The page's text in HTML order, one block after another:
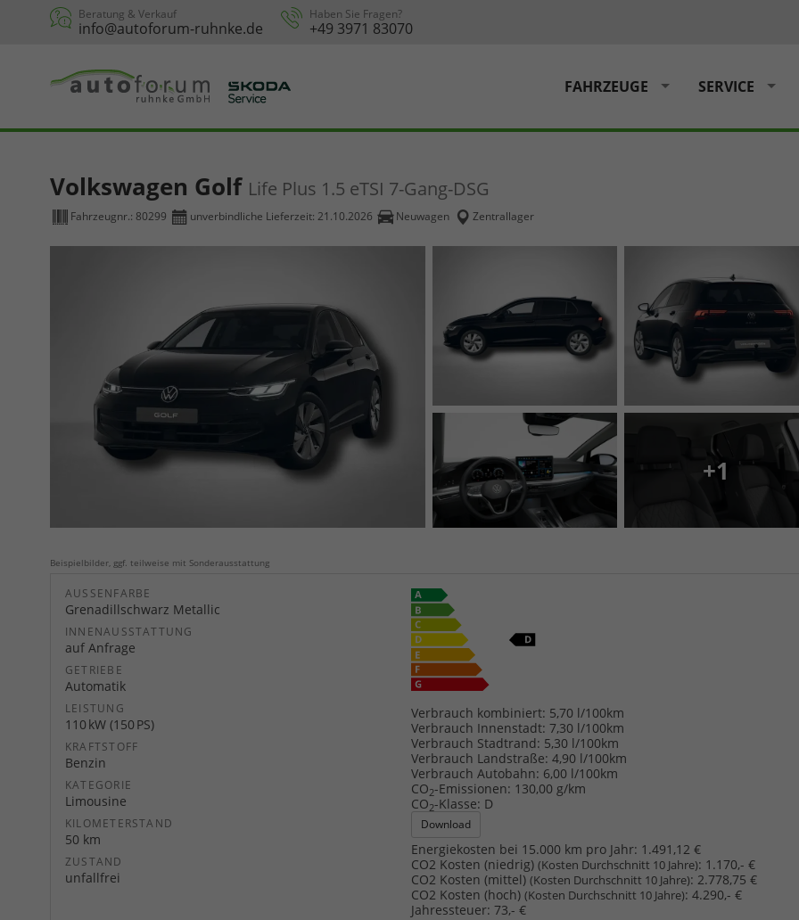
Beratung & Verkauf
info@autoforum-ruhnke.de
Haben Sie Fragen?
+49 3971 83070
FAHRZEUGE SERVICE
Volkswagen Golf Life Plus 1.5 eTSI 7-Gang-DSG
Fahrzeugnr.: 80299 unverbindliche Lieferzeit: 21.10.2026 Neuwagen Zentrallager
+1
Beispielbilder, ggf. teilweise mit Sonderausstattung
AUSSENFARBE
Grenadillschwarz Metallic
INNENAUSSTATTUNG
auf Anfrage
GETRIEBE
Automatik
LEISTUNG
110 kW (150 PS)
KRAFTSTOFF
Benzin
KATEGORIE
Limousine
KILOMETERSTAND
50 km
ZUSTAND
unfallfrei
Verbrauch kombiniert: 5,70 l/100km
Verbrauch Innenstadt: 7,30 l/100km
Verbrauch Stadtrand: 5,30 l/100km
Verbrauch Landstraße: 4,90 l/100km
Verbrauch Autobahn: 6,00 l/100km
CO2-Emissionen: 130,00 g/km
CO2-Klasse: D
Download
Energiekosten bei 15.000 km pro Jahr: 1.491,12 €
CO2 Kosten (niedrig) (Kosten Durchschnitt 10 Jahre): 1.170,- €
CO2 Kosten (mittel) (Kosten Durchschnitt 10 Jahre): 2.778,75 €
CO2 Kosten (hoch) (Kosten Durchschnitt 10 Jahre): 4.290,- €
Jahressteuer: 73,- €